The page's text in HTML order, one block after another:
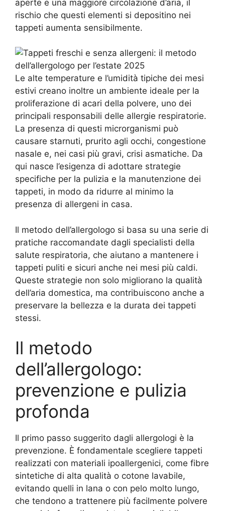
aperte e una maggiore circolazione d’aria, il
rischio che questi elementi si depositino nei
tappeti aumenta sensibilmente.
Le alte temperature e l’umidità tipiche dei mesi
estivi creano inoltre un ambiente ideale per la
proliferazione di acari della polvere, uno dei
principali responsabili delle allergie respiratorie.
La presenza di questi microrganismi può
causare starnuti, prurito agli occhi, congestione
nasale e, nei casi più gravi, crisi asmatiche. Da
qui nasce l’esigenza di adottare strategie
specifiche per la pulizia e la manutenzione dei
tappeti, in modo da ridurre al minimo la
presenza di allergeni in casa.
Il metodo dell’allergologo si basa su una serie di
pratiche raccomandate dagli specialisti della
salute respiratoria, che aiutano a mantenere i
tappeti puliti e sicuri anche nei mesi più caldi.
Queste strategie non solo migliorano la qualità
dell’aria domestica, ma contribuiscono anche a
preservare la bellezza e la durata dei tappeti
stessi.
Il metodo
dell’allergologo:
prevenzione e pulizia
profonda
Il primo passo suggerito dagli allergologi è la
prevenzione. È fondamentale scegliere tappeti
realizzati con materiali ipoallergenici, come fibre
sintetiche di alta qualità o cotone lavabile,
evitando quelli in lana o con pelo molto lungo,
che tendono a trattenere più facilmente polvere